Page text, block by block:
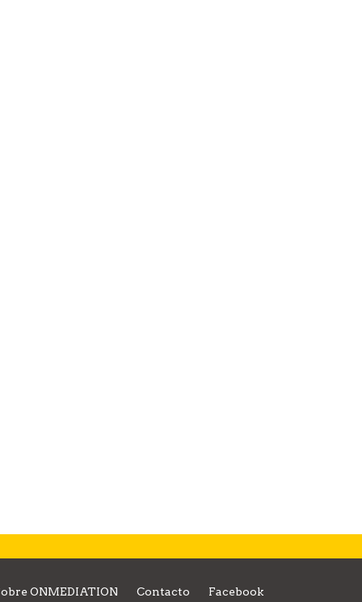
ONMEDIATION Contacto Facebook